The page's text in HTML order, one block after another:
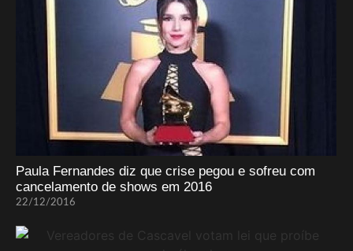
Paula Fernandes diz que crise pegou e sofreu com
cancelamento de shows em 2016
22/12/2016